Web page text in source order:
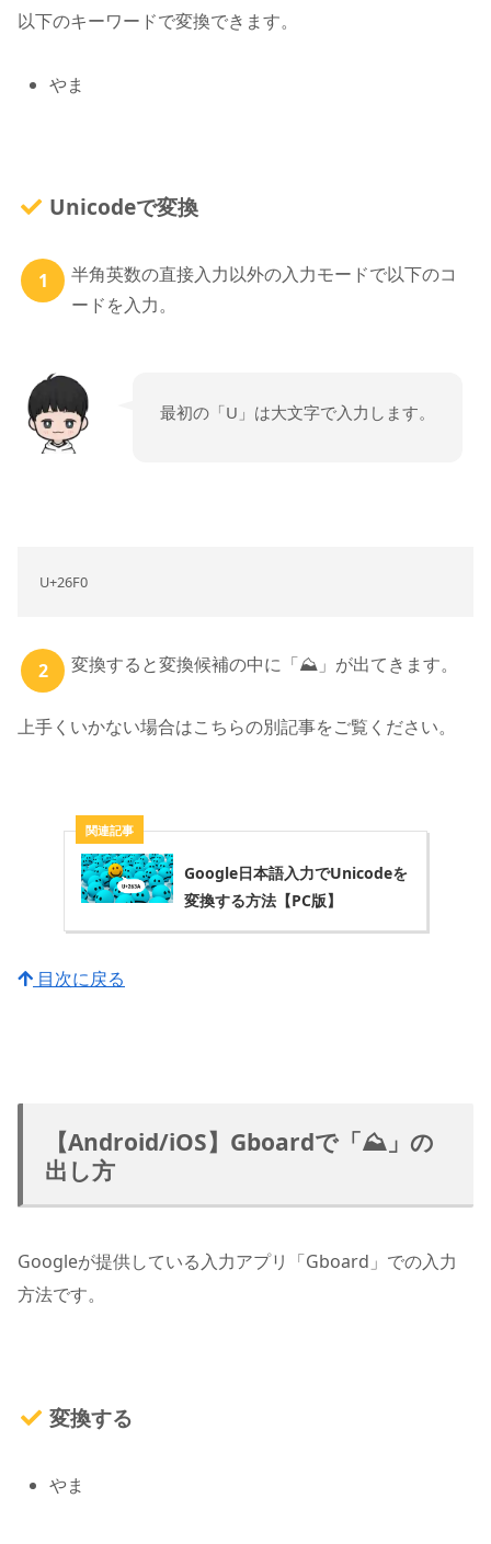
以下のキーワードで変換できます。
やま
Unicodeで変換
半角英数の直接入力以外の入力モードで以下のコ
ードを入力。
最初の「U」は大文字で入力します。
U+26F0
変換すると変換候補の中に「⛰」が出てきます。
上手くいかない場合はこちらの別記事をご覧ください。
Google日本語入力でUnicodeを
変換する方法【PC版】
目次に戻る
【Android/iOS】Gboardで「⛰」の
出し方
Googleが提供している入力アプリ「Gboard」での入力
方法です。
変換する
やま